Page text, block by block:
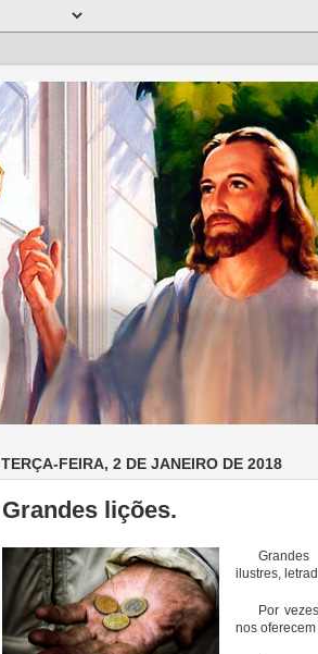
TERÇA-FEIRA, 2 DE JANEIRO DE 2018
Grandes lições.
ilustres,
Por
nos